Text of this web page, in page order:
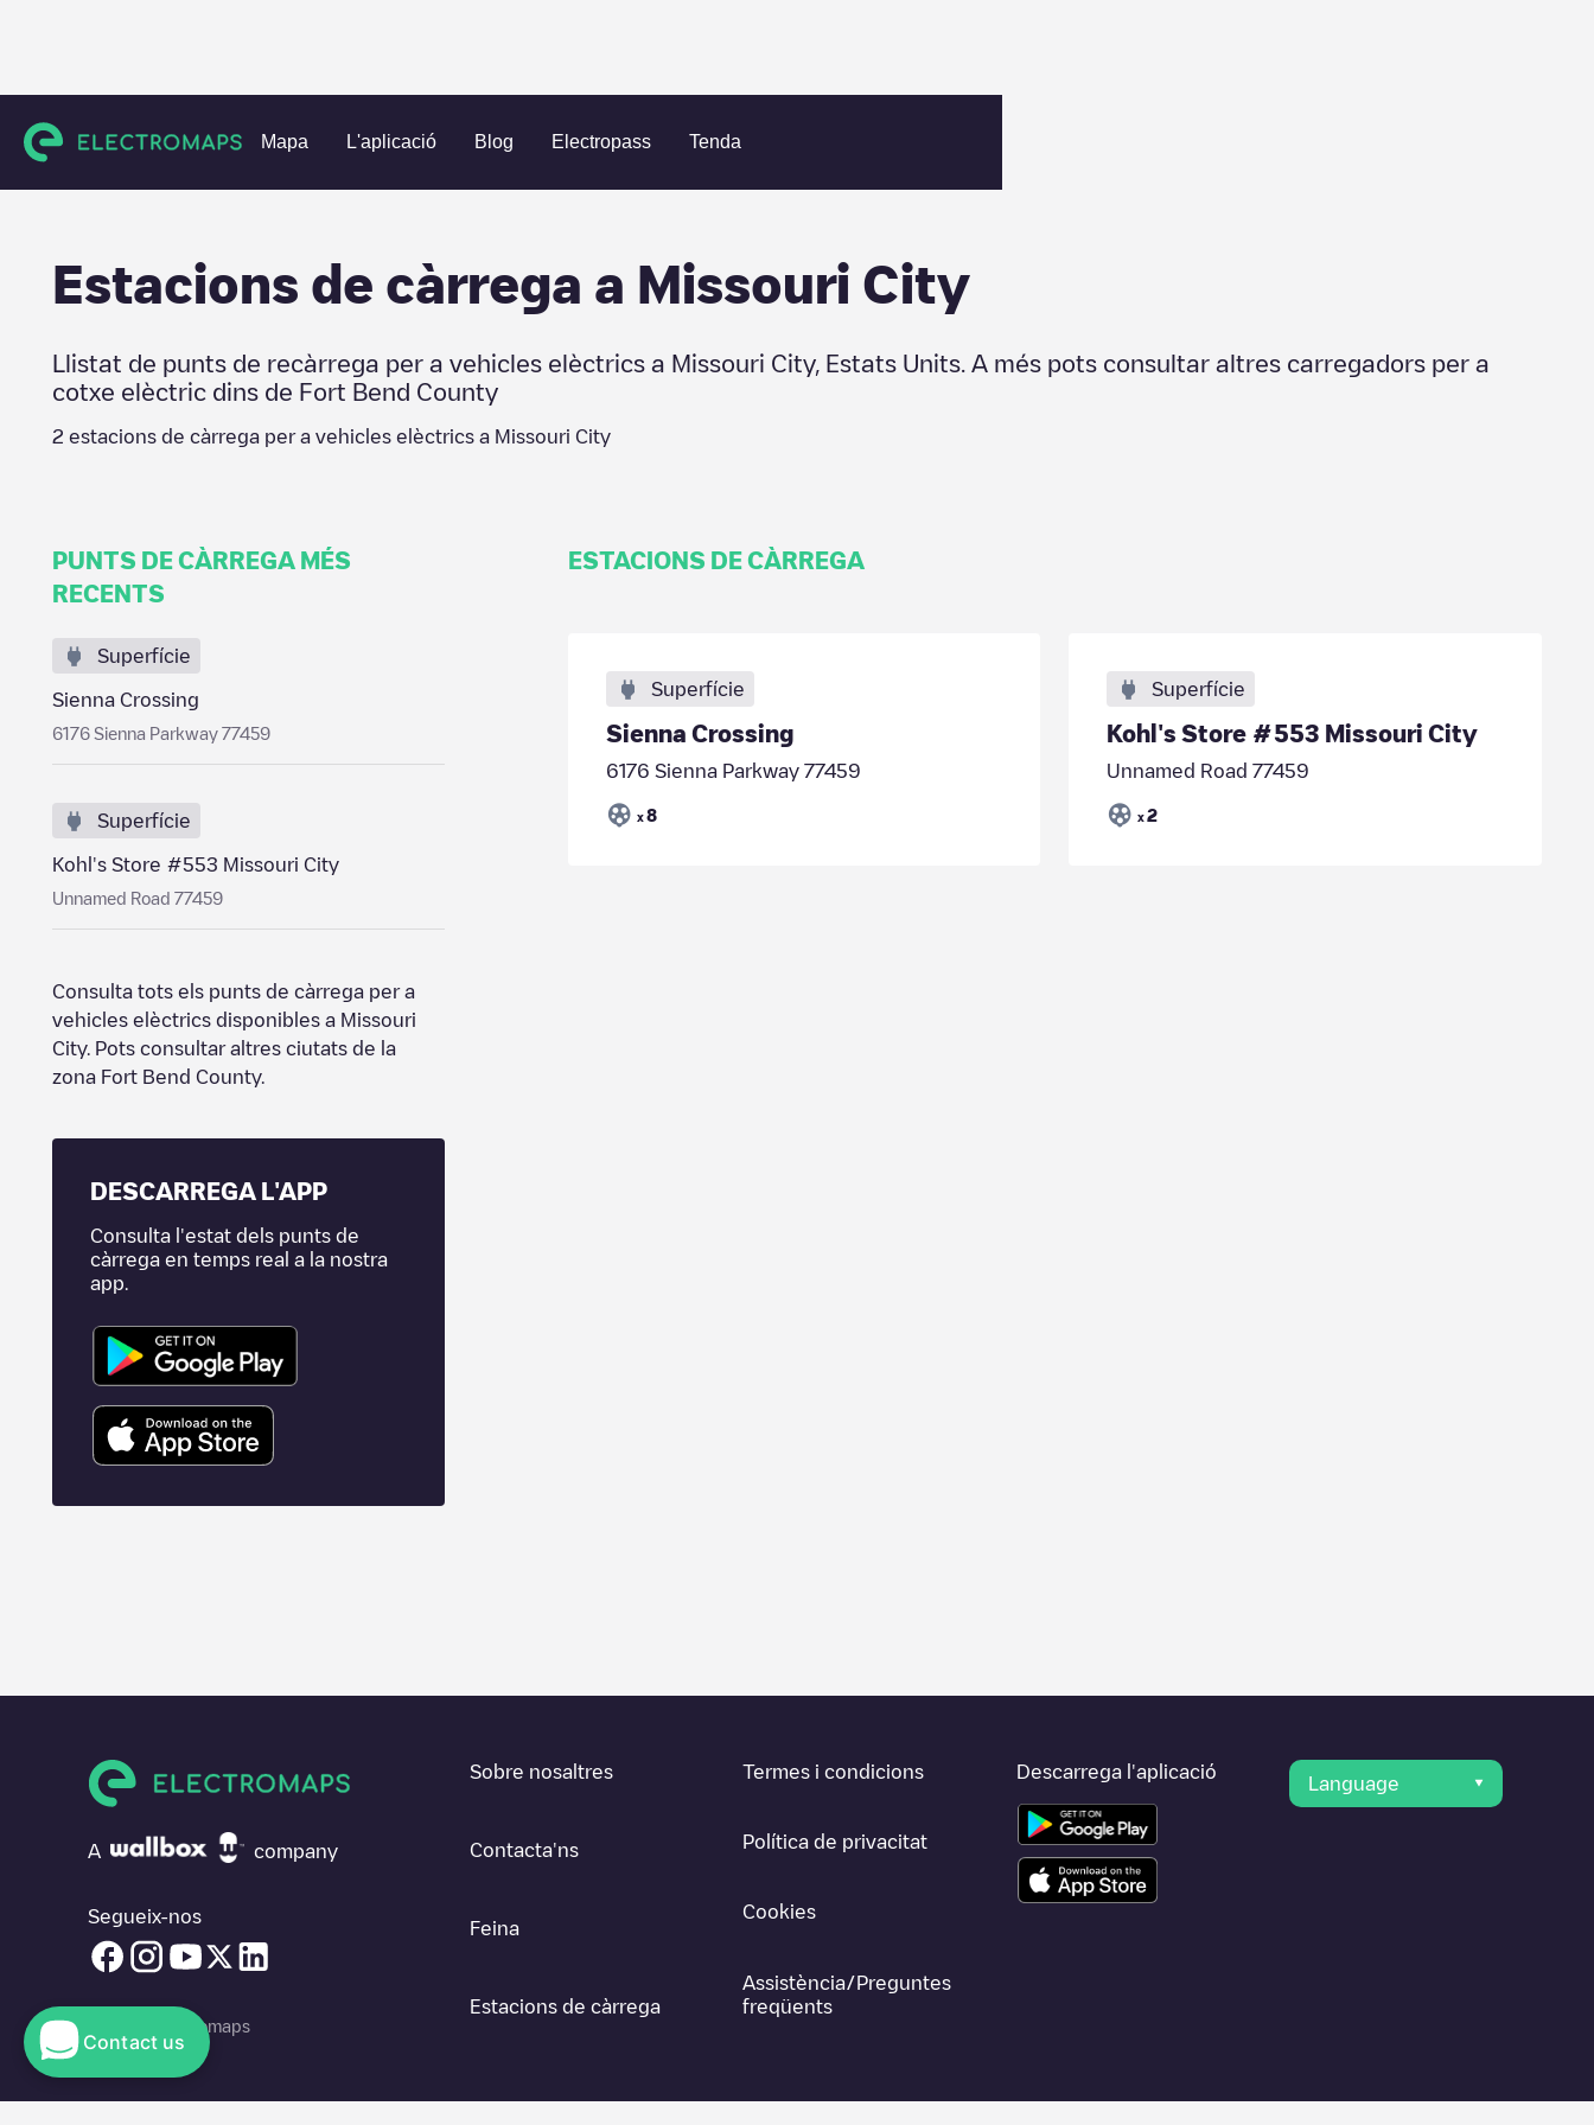
Mapa L'aplicació Blog Electropass Tenda
Charging stations Estats Units Fort Bend County Missouri City
Estacions de càrrega a Missouri City
Llistat de punts de recàrrega per a vehicles elèctrics a Missouri City, Estats Units . A més pots consultar altres carregadors per a
cotxe elèctric dins de Fort Bend County
2 estacions de càrrega per a vehicles elèctrics a Missouri City
PUNTS DE CÀRREGA MÉS
RECENTS
Superfície
Sienna Crossing
6176 Sienna Parkway 77459
Superfície
Kohl's Store #553 Missouri City
Unnamed Road 77459
Consulta tots els punts de càrrega per a
vehicles elèctrics disponibles a Missouri
City. Pots consultar altres ciutats de la
zona Fort Bend County.
DESCARREGA L'APP
Consulta l'estat dels punts de
càrrega en temps real a la nostra
app.
ESTACIONS DE CÀRREGA
Superfície
Sienna Crossing
6176 Sienna Parkway 77459
x 8
Superfície
Kohl's Store #553 Missouri City
Unnamed Road 77459
x 2
A company
Segueix-nos
© 2026 Electromaps
Sobre nosaltres
Contacta'ns
Feina
Estacions de càrrega
Termes i condicions
Política de privacitat
Cookies
Assistència/Preguntes
freqüents
Descarrega l'aplicació
Language
Contact us